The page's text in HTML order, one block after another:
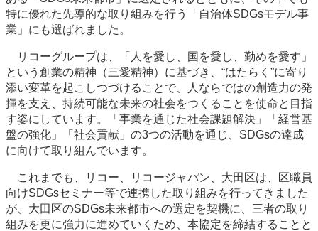
特に優れた先導的な取り組みを行う「自治体SDGsモデル事
業」にも選ばれました。
リコーグループは、「人を愛し、国を愛し、勤めを愛す」
という創業の精神（三愛精神）に基づき、“はたらく”に寄り
添い変革を起こしつづけることで、人ならではの創造力の発
揮を支え、持続可能な未来の社会をつくることを使命と目指
す姿にしています。「事業を通じた社会課題解決」「経営基
盤の強化」「社会貢献」の3つの活動を通じ、SDGsの達成
に向けて取り組んでいます。
これまでも、リコー、リコージャパン、大田区は、区職員
向けSDGsセミナー等で連携した取り組みを行ってきました
が、大田区のSDGs未来都市への選定を契機に、三者の取り
組みを更に強力に進めていくため、本協定を締結することと